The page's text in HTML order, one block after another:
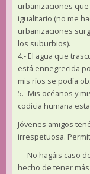
urbanizaciones
igualitario (no me
urbanizaciones
los suburbios).
4.- El agua que
está ennegrecida
mis ríos se podía
5.- Mis océanos y
codicia humana
Jóvenes amigos
irrespetuosa.
- No hagáis caso
hecho de tener